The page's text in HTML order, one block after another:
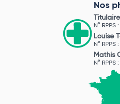
Nos
N° RPPS
Louise
N° RPPS
Mathis
N° RPPS